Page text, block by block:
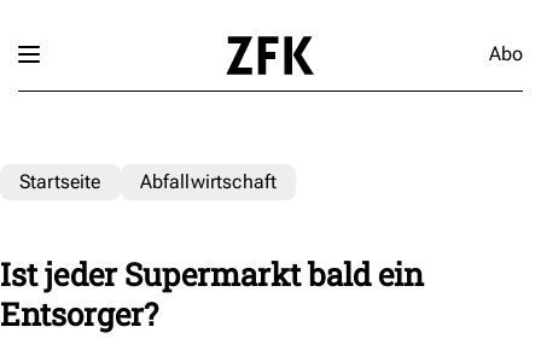
Abo
Startseite Abfallwirtschaft
Ist jeder Supermarkt bald ein
Entsorger?